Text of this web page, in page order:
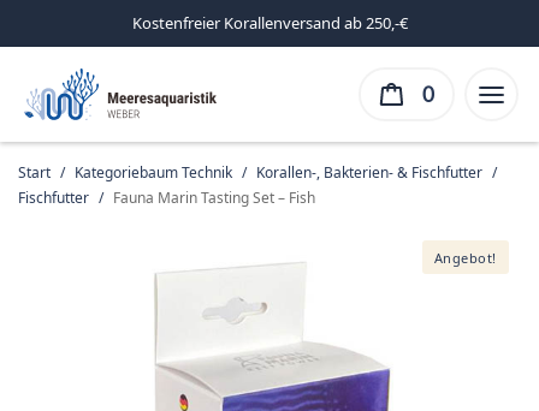
Kostenfreier Korallenversand ab 250,-€
0
Start / Kategoriebaum Technik / Korallen-, Bakterien- & Fischfutter /
Fischfutter / Fauna Marin Tasting Set – Fish
Angebot!